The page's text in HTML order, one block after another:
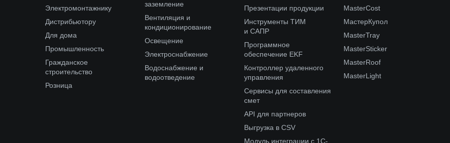
Электромонтажнику
Дистрибьютору
Для дома
Промышленность
Гражданское
строительство
Розница
заземление
Вентиляция и
кондиционирование
Освещение
Электроснабжение
Водоснабжение и
водоотведение
Презентации продукции
Инструменты ТИМ
и САПР
Программное
обеспечение EKF
Контроллер удаленного
управления
Сервисы для составления
смет
API для партнеров
Выгрузка в CSV
Модуль интеграции с 1С-
MasterCost
МастерКупол
MasterTray
MasterSticker
MasterRoof
MasterLight